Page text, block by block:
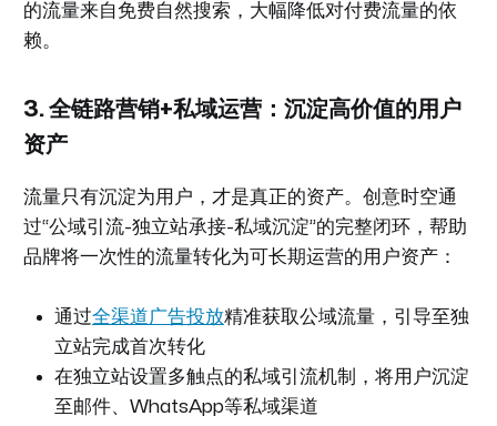
的流量来自免费自然搜索，大幅降低对付费流量的依
赖。
3. 全链路营销+私域运营：沉淀高价值的用户
资产
流量只有沉淀为用户，才是真正的资产。创意时空通
过“公域引流-独立站承接-私域沉淀”的完整闭环，帮助
品牌将一次性的流量转化为可长期运营的用户资产：
通过全渠道广告投放精准获取公域流量，引导至独
立站完成首次转化
在独立站设置多触点的私域引流机制，将用户沉淀
至邮件、WhatsApp等私域渠道